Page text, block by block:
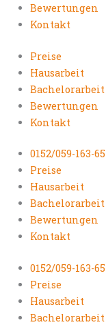
Bewertungen
Kontakt
Preise
Hausarbeit
Bachelorarbeit
Bewertungen
Kontakt
0152/059-163-65
Preise
Hausarbeit
Bachelorarbeit
Bewertungen
Kontakt
0152/059-163-65
Preise
Hausarbeit
Bachelorarbeit